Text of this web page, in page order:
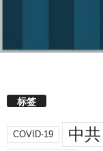
标签
COVID-19 中共